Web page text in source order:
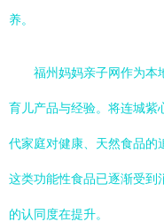
养。
福州妈妈亲子网作为本
育儿产品与经验。将连城紫
代家庭对健康、天然食品的
这类功能性食品已逐渐受到
的认同度在提升。